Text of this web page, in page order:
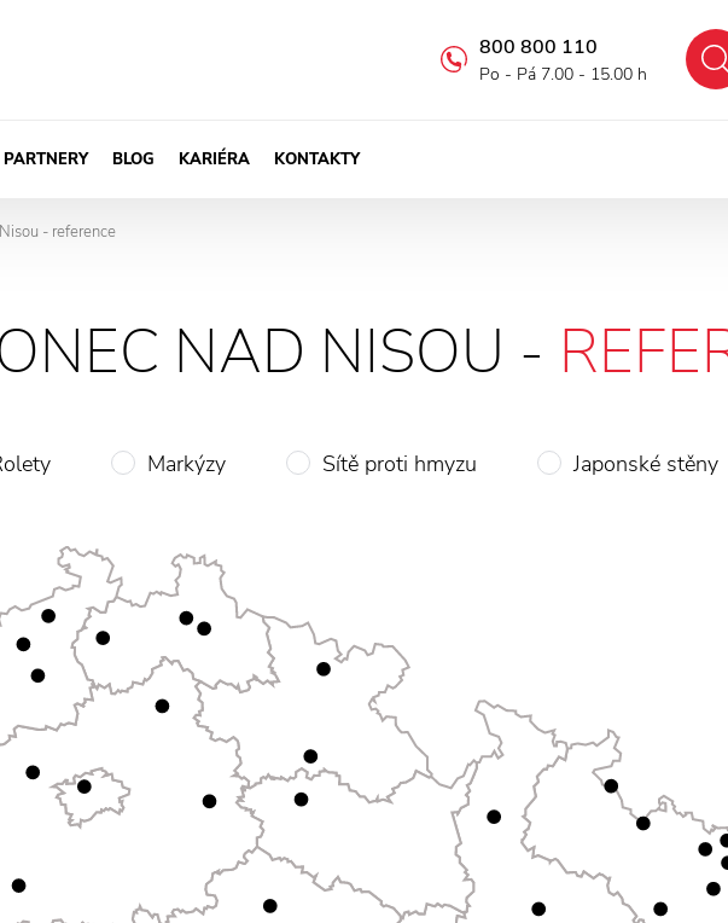
800 800 110
Po - Pá 7.00 - 15.00 h
BLOG KARIÉRA KONTAKTY
- reference
NAD NISOU -
Markýzy Sítě proti hmyzu Japonské stěny